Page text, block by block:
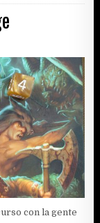
con la gente